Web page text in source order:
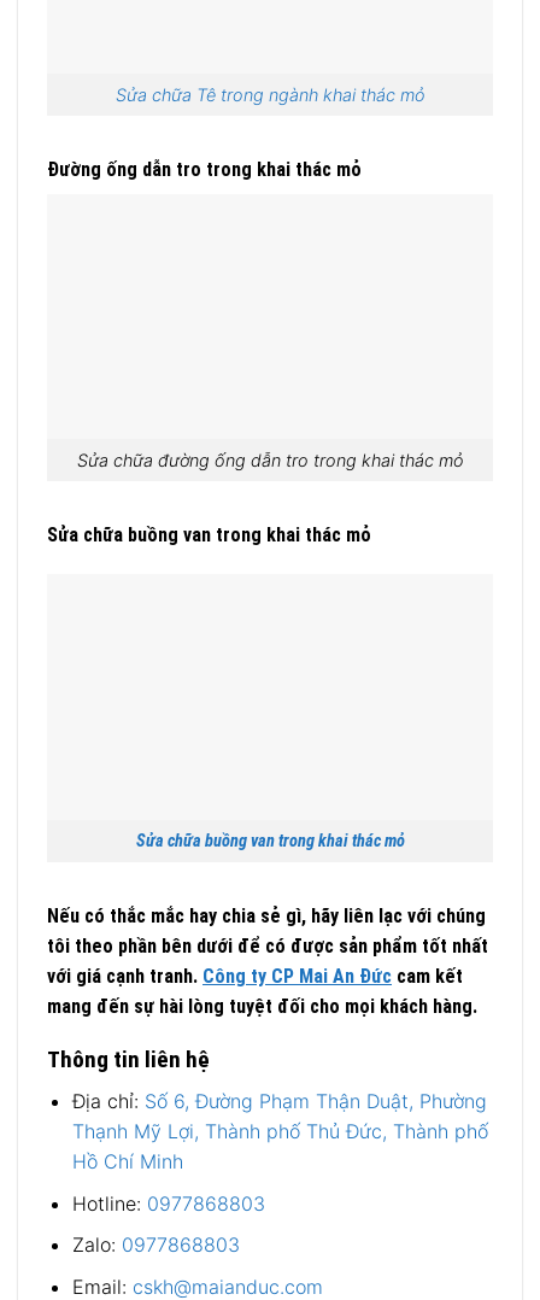
Sửa chữa Tê trong ngành khai thác mỏ
Đường ống dẫn tro trong khai thác mỏ
Sửa chữa đường ống dẫn tro trong khai thác mỏ
Sửa chữa buồng van trong khai thác mỏ
Sửa chữa buồng van trong khai thác mỏ
Nếu có thắc mắc hay chia sẻ gì, hãy liên lạc với chúng
tôi theo phần bên dưới để có được sản phẩm tốt nhất
với giá cạnh tranh. Công ty CP Mai An Đức cam kết
mang đến sự hài lòng tuyệt đối cho mọi khách hàng.
Thông tin liên hệ
Địa chỉ: Số 6, Đường Phạm Thận Duật, Phường
Thạnh Mỹ Lợi, Thành phố Thủ Đức, Thành phố
Hồ Chí Minh
Hotline: 0977868803
Zalo: 0977868803
Email: cskh@maianduc.com